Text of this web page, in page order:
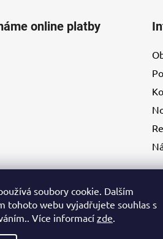
soubory cookie. Dalším
tohoto webu vyjadřujete souhlas s
Více informacízde.
online platby